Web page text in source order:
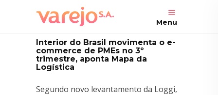
Menu
Interior do Brasil movimenta o e-
commerce de PMEs no 3º
trimestre, aponta Mapa da
Logística
Segundo novo levantamento da Loggi,